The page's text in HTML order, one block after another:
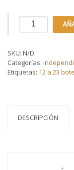
detal
para
vino
exhibición
SKU: N/D
Categorías:
Etiquetas: 12 a 23
DESCRIPCIÓN